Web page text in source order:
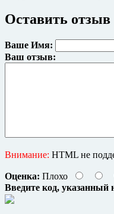
Оставить отзыв
Ваше Имя:
Ваш отзыв:
Внимание: HTML не
Оценка: Плохо
Введите код, указанный